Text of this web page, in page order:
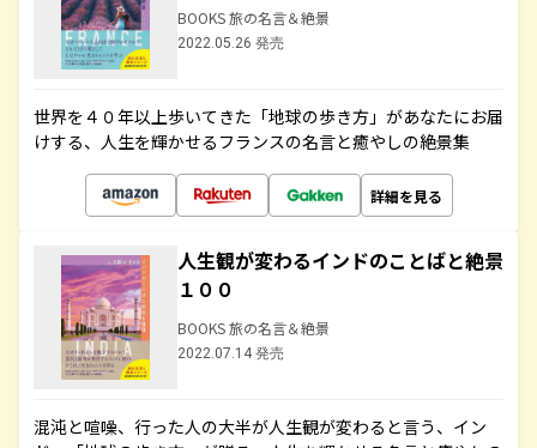
BOOKS 旅の名言＆絶景
2022.05.26 発売
世界を４０年以上歩いてきた「地球の歩き方」があなたにお届
けする、人生を輝かせるフランスの名言と癒やしの絶景集
詳細を見る
人生観が変わるインドのことばと絶景
１００
BOOKS 旅の名言＆絶景
2022.07.14 発売
混沌と喧噪、行った人の大半が人生観が変わると言う、イン